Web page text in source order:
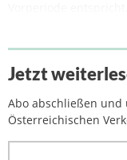
Jetzt
Abo abschließen
Österreichischen